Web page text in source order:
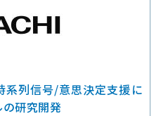
列信号/意思決定支援に
研究開発